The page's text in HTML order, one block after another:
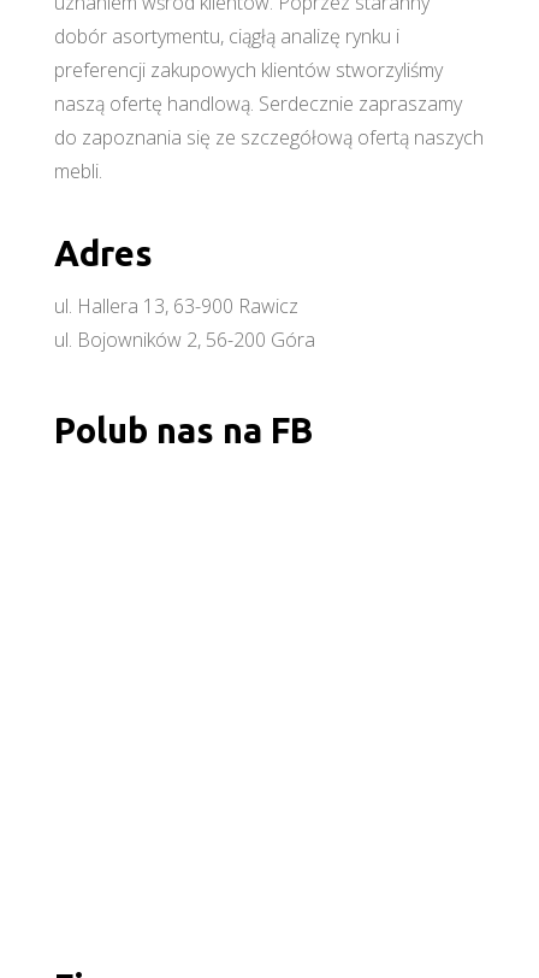
dobór asortymentu, ciągłą analizę rynku i
preferencji zakupowych klientów stworzyliśmy
naszą ofertę handlową. Serdecznie zapraszamy
do zapoznania się ze szczegółową ofertą naszych
mebli.
Adres
ul. Hallera 13, 63-900 Rawicz
ul. Bojowników 2, 56-200 Góra
Polub nas na FB